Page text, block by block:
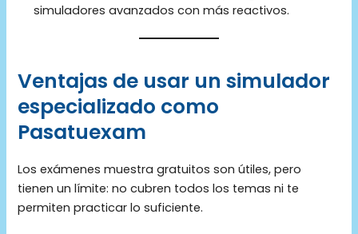
simuladores avanzados con más reactivos.
Ventajas de usar un simulador
especializado como
Pasatuexam
Los exámenes muestra gratuitos son útiles, pero
tienen un límite: no cubren todos los temas ni te
permiten practicar lo suficiente.